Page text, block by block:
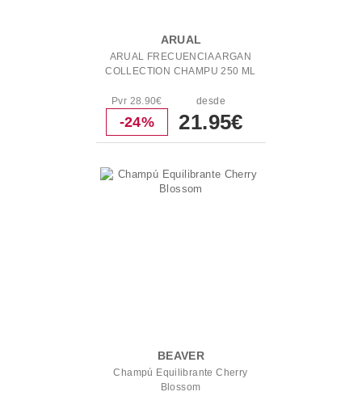
ARUAL
ARUAL FRECUENCIA ARGAN
COLLECTION CHAMPU 250 ML
Pvr 28.90€
-24%
desde
21.95€
BEAVER
Champú Equilibrante Cherry
Blossom